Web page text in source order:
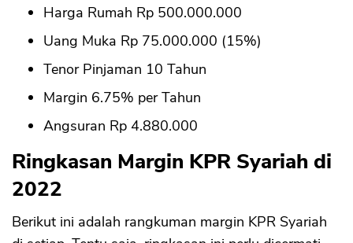
Harga Rumah Rp 500.000.000
Uang Muka Rp 75.000.000 (15%)
Tenor Pinjaman 10 Tahun
Margin 6.75% per Tahun
Angsuran Rp 4.880.000
Ringkasan Margin KPR Syariah di
2022
Berikut ini adalah rangkuman margin KPR Syariah